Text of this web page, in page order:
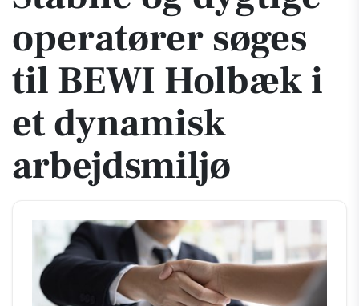
operatører søges
til BEWI Holbæk i
et dynamisk
arbejdsmiljø